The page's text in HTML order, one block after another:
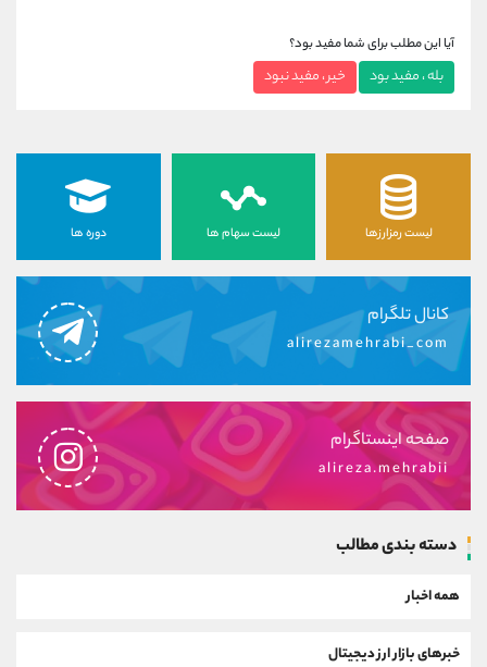
آیا این مطلب برای شما مفید بود؟
بله ، مفید بود خیر ، مفید نبود
لیست رمزارزها لیست سهام ها دوره ها
کانال تلگرام
alirezamehrabi_com
صفحه اینستاگرام
alireza.mehrabii
دسته بندی مطالب
همه اخبار
خبرهای بازار ارز دیجیتال